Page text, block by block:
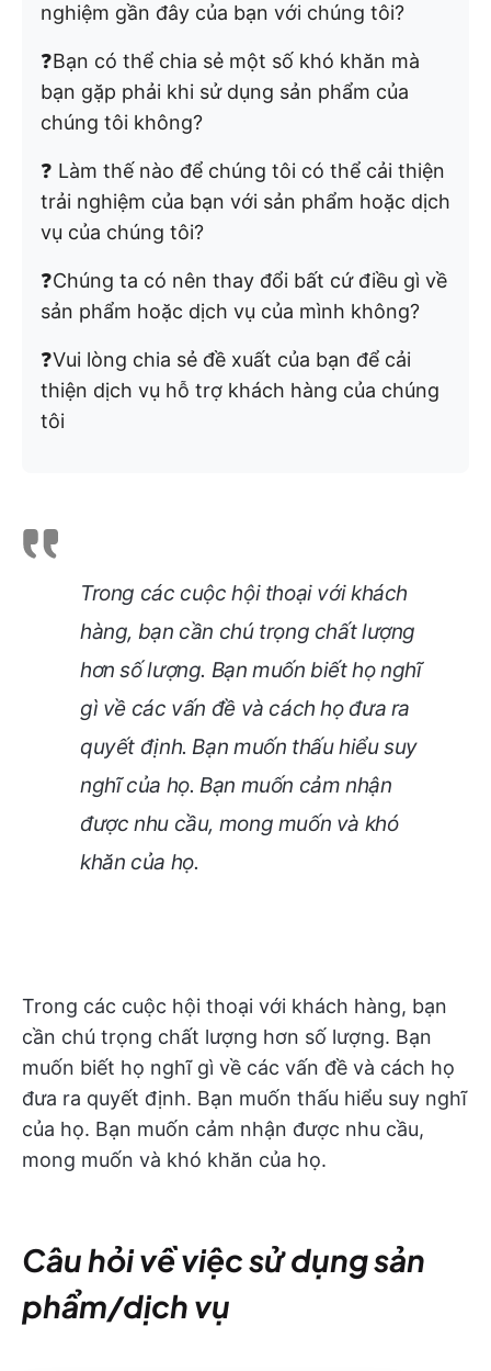
nghiệm gần đây của bạn với chúng tôi?
❓Bạn có thể chia sẻ một số khó khăn mà
bạn gặp phải khi sử dụng sản phẩm của
chúng tôi không?
❓ Làm thế nào để chúng tôi có thể cải thiện
trải nghiệm của bạn với sản phẩm hoặc dịch
vụ của chúng tôi?
❓Chúng ta có nên thay đổi bất cứ điều gì về
sản phẩm hoặc dịch vụ của mình không?
❓Vui lòng chia sẻ đề xuất của bạn để cải
thiện dịch vụ hỗ trợ khách hàng của chúng
tôi
Trong các cuộc hội thoại với khách
hàng, bạn cần chú trọng chất lượng
hơn số lượng. Bạn muốn biết họ nghĩ
gì về các vấn đề và cách họ đưa ra
quyết định. Bạn muốn thấu hiểu suy
nghĩ của họ. Bạn muốn cảm nhận
được nhu cầu, mong muốn và khó
khăn của họ.
Trong các cuộc hội thoại với khách hàng, bạn
cần chú trọng chất lượng hơn số lượng. Bạn
muốn biết họ nghĩ gì về các vấn đề và cách họ
đưa ra quyết định. Bạn muốn thấu hiểu suy nghĩ
của họ. Bạn muốn cảm nhận được nhu cầu,
mong muốn và khó khăn của họ.
Câu hỏi về việc sử dụng sản
phẩm/dịch vụ